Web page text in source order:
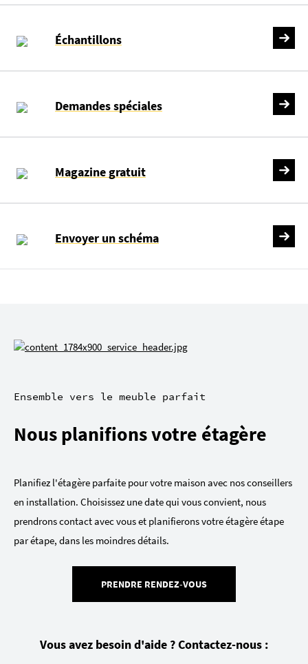
Échantillons
Demandes spéciales
Magazine gratuit
Envoyer un schéma
Ensemble vers le meuble parfait
Nous planifions votre étagère
Planifiez l'étagère parfaite pour votre maison avec nos conseillers
en installation. Choisissez une date qui vous convient, nous
prendrons contact avec vous et planifierons votre étagère étape
par étape, dans les moindres détails.
PRENDRE RENDEZ-VOUS
Vous avez besoin d'aide ? Contactez-nous :